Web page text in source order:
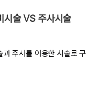
시술 VS 주사시술
주사를 이용한 시술로 구